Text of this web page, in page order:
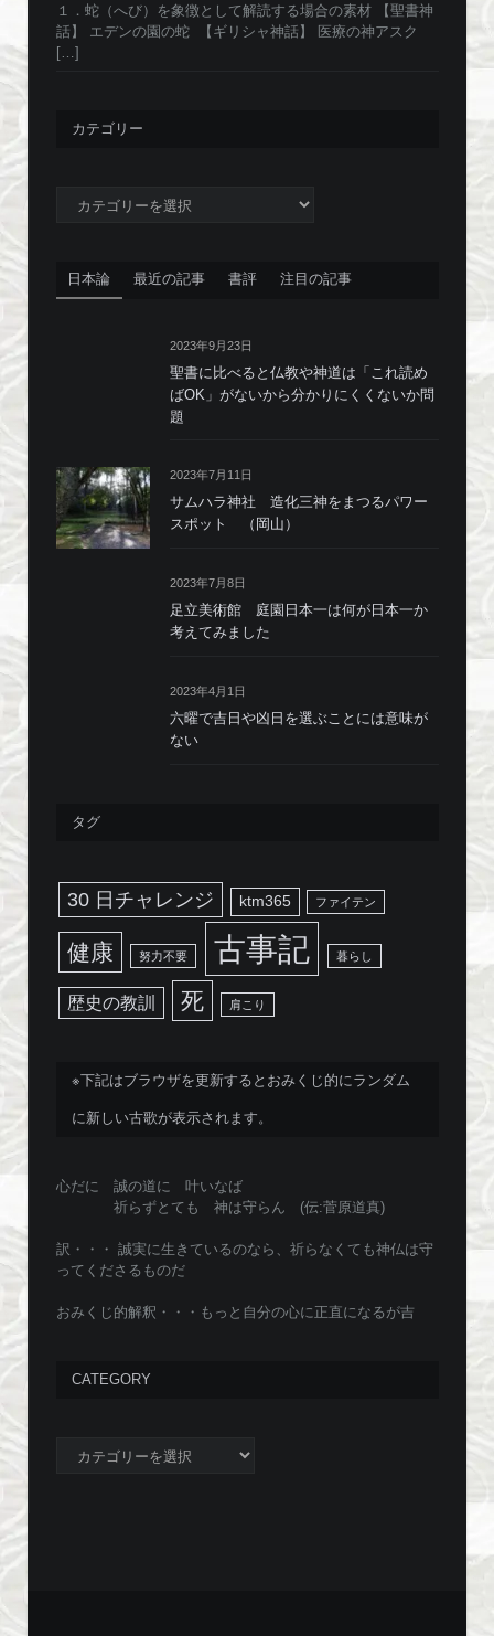
１．蛇（へび）を象徴として解読する場合の素材 【聖書神
話】 エデンの園の蛇 【ギリシャ神話】 医療の神アスク
[…]
カテゴリー
日本論 最近の記事 書評 注目の記事
2023年9月23日
聖書に比べると仏教や神道は「これ読め
ばOK」がないから分かりにくくないか問
題
2023年7月11日
サムハラ神社 造化三神をまつるパワー
スポット （岡山）
2023年7月8日
足立美術館 庭園日本一は何が日本一か
考えてみました
2023年4月1日
六曜で吉日や凶日を選ぶことには意味が
ない
タグ
30 日チャレンジ ktm365 ファイテン
健康 努力不要 古事記 暮らし
歴史の教訓 死 肩こり
※下記はブラウザを更新するとおみくじ的にランダム
に新しい古歌が表示されます。
心だに 誠の道に 叶いなば
祈らずとても 神は守らん (伝:菅原道真)
訳・・・ 誠実に生きているのなら、祈らなくても神仏は守
ってくださるものだ
おみくじ的解釈・・・もっと自分の心に正直になるが吉
CATEGORY